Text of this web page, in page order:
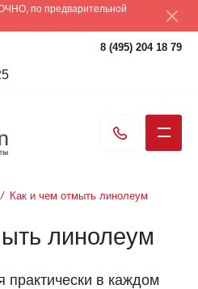
по предварительной
8 (495) 204 18 79
/ Как и чем отмыть линолеум
линолеум
практически в каждом